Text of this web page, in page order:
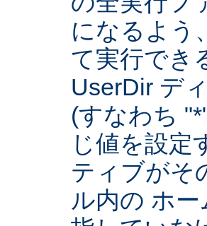
になるよう
て実行でき
UserDir デ
(すなわち
じ値を設定
ティブがそ
ル内の ホ